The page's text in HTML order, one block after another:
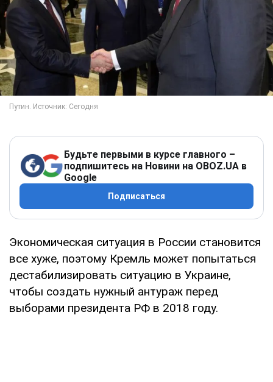
Будьте первыми в курсе главного –
подпишитесь на Новини на OBOZ.UA в
Google
Подписаться
Экономическая ситуация в России становится
все хуже, поэтому Кремль может попытаться
дестабилизировать ситуацию в Украине,
чтобы создать нужный антураж перед
выборами президента РФ в 2018 году.